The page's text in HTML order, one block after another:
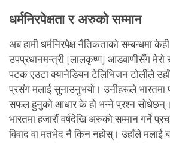
धर्मनिरपेक्षता र अरुको सम्मान
अब हामी धर्मनिरपेक्ष नैतिकताको सम्बन्धमा केही
उपप्रधानमन्त्री [लालकृष्ण] आडवाणीसँग मेरो
पटक एउटा क्यानेडियन टेलिभिजन टोलीले
प्रसंग मलाई सुनाउनुभयो। उनीहरूले भारतमा
सफल हुनुको आधार के हो भन्ने प्रश्न
भारतमा हजारौं वर्षदेखि अरुको सम्मान गर्ने
विवाद वा मतभेद नै किन नहोस्। उहाँले मलाई